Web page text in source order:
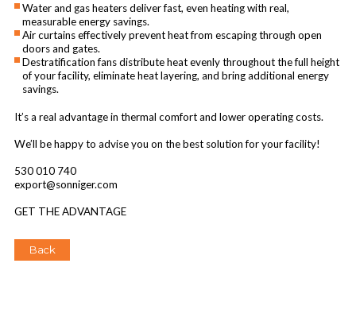
Water and gas heaters deliver fast, even heating with real,
measurable energy savings.
Air curtains effectively prevent heat from escaping through open
doors and gates.
Destratification fans distribute heat evenly throughout the full height
of your facility, eliminate heat layering, and bring additional energy
savings.
It’s a real advantage in thermal comfort and lower operating costs.
We’ll be happy to advise you on the best solution for your facility!
530 010 740
export@sonniger.com
GET THE ADVANTAGE
Back